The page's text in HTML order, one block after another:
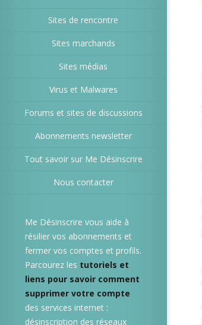
Sites de rencontre
Sites marchands
Sites médias
Virus et Malwares
Forums et sites de discussions
Abonnements newsletter
Tout savoir sur Me Désinscrire
Nous contacter
Me Désinscrire vous aide à
résilier vos abonnements et
fermer vos comptes et profils.
Parcourez les tutoriels et
liens pour savoir comment
supprimer votre compte
des services internet :
désinscription des réseaux